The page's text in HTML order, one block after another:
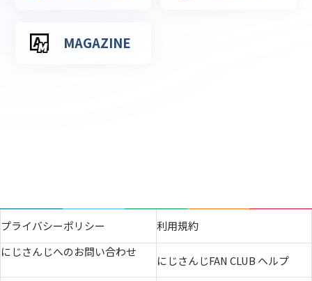
MAGAZINE
プライバシーポリシー
利用規約
にじさんじへのお問い合わせ
にじさんじFAN CLUB ヘルプ